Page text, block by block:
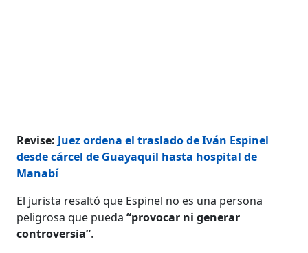
Revise: Juez ordena el traslado de Iván Espinel
desde cárcel de Guayaquil hasta hospital de
Manabí
El jurista resaltó que Espinel no es una persona
peligrosa que pueda“provocar ni generar
controversia”.